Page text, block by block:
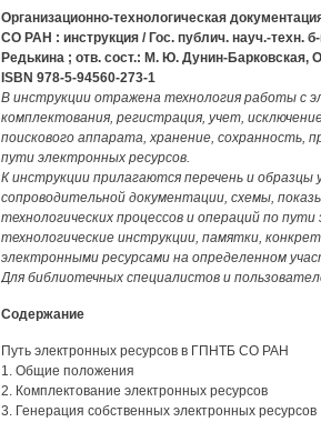
Организационно-технологическая
СО РАН : инструкция / Гос. публич. науч.-техн.
Редькина ; отв. сост.: М. Ю. Дунин-Барковская,
ISBN 978-5-94560-273-1
В инструкции отражена технология работы с
комплектования, регистрация, учет,
поискового аппарата, хранение, сохранность,
пути электронных ресурсов.
К инструкции прилагаются перечень и
сопроводительной документации, схемы,
технологических процессов и операций по
технологические инструкции, памятки,
электронными ресурсами на определенном
Для библиотечных специалистов и
Содержание
Путь электронных ресурсов в ГПНТБ СО РАН
1. Общие положения
2. Комплектование электронных ресурсов
3. Генерация собственных электронных ресурсов